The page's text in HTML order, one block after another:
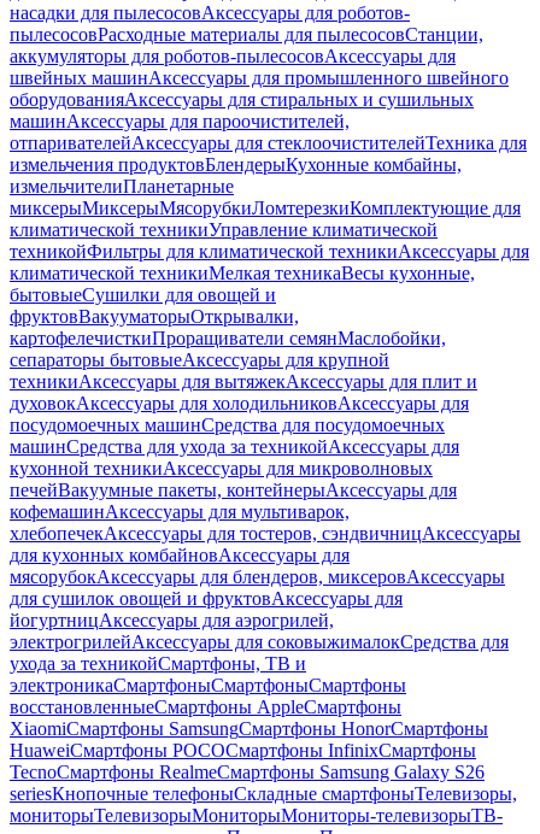
насадки для пылесосовАксессуары для роботов-
пылесосовРасходные материалы для пылесосовСтанции,
аккумуляторы для роботов-пылесосовАксессуары для
швейных машинАксессуары для промышленного швейного
оборудованияАксессуары для стиральных и сушильных
машинАксессуары для пароочистителей,
отпаривателейАксессуары для стеклоочистителейТехника для
измельчения продуктовБлендерыКухонные комбайны,
измельчителиПланетарные
миксерыМиксерыМясорубкиЛомтерезкиКомплектующие для
климатической техникиУправление климатической
техникойФильтры для климатической техникиАксессуары для
климатической техникиМелкая техникаВесы кухонные,
бытовыеСушилки для овощей и
фруктовВакууматорыОткрывалки,
картофелечисткиПроращиватели семянМаслобойки,
сепараторы бытовыеАксессуары для крупной
техникиАксессуары для вытяжекАксессуары для плит и
духовокАксессуары для холодильниковАксессуары для
посудомоечных машинСредства для посудомоечных
машинСредства для ухода за техникойАксессуары для
кухонной техникиАксессуары для микроволновых
печейВакуумные пакеты, контейнерыАксессуары для
кофемашинАксессуары для мультиварок,
хлебопечекАксессуары для тостеров, сэндвичницАксессуары
для кухонных комбайновАксессуары для
мясорубокАксессуары для блендеров, миксеровАксессуары
для сушилок овощей и фруктовАксессуары для
йогуртницАксессуары для аэрогрилей,
электрогрилейАксессуары для соковыжималокСредства для
ухода за техникойСмартфоны, ТВ и
электроникаСмартфоныСмартфоныСмартфоны
восстановленныеСмартфоны AppleСмартфоны
XiaomiСмартфоны SamsungСмартфоны HonorСмартфоны
HuaweiСмартфоны POCOСмартфоны InfinixСмартфоны
TecnoСмартфоны RealmeСмартфоны Samsung Galaxy S26
seriesКнопочные телефоныСкладные смартфоныТелевизоры,
мониторыТелевизорыМониторыМониторы-телевизорыТВ-